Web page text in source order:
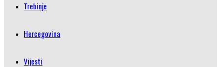
Trebinje
Hercegovina
Vijesti